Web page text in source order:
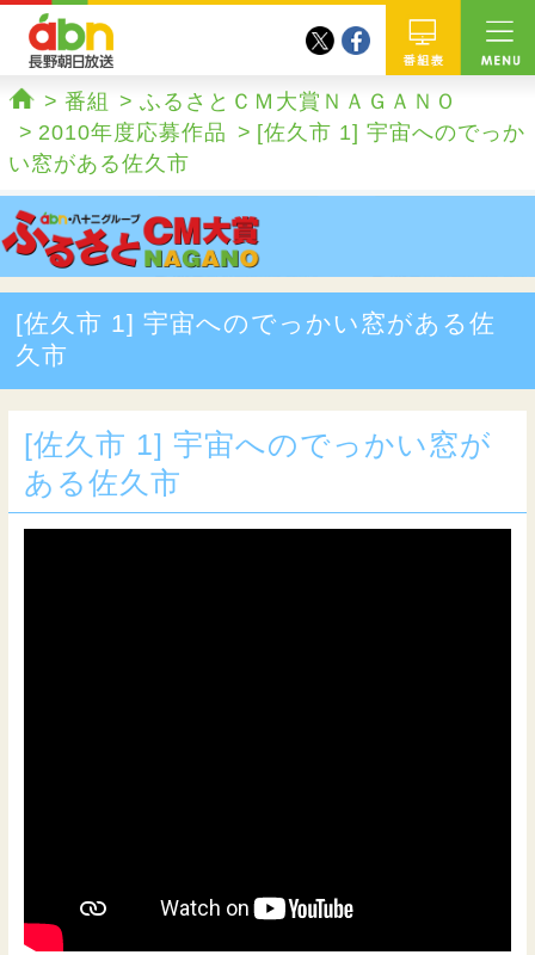
twitterfacebook
ホーム
番組
ふるさとＣＭ大賞ＮＡＧＡＮＯ
2010年度応募作品
[佐久市 1] 宇宙へのでっか
い窓がある佐久市
[佐久市 1] 宇宙へのでっかい窓がある佐
久市
[佐久市 1] 宇宙へのでっかい窓が
ある佐久市